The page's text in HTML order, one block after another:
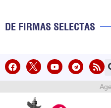
DE FIRMAS SELECTAS